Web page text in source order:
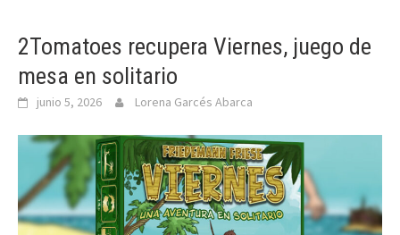
2Tomatoes recupera Viernes, juego de
mesa en solitario
junio 5, 2026 Lorena Garcés Abarca